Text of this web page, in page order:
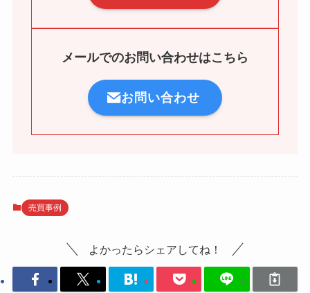
メールでのお問い合わせはこちら
お問い合わせ
売買事例
よかったらシェアしてね！